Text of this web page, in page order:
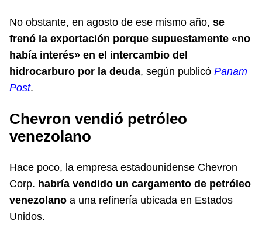
No obstante, en agosto de ese mismo año, se
frenó la exportación porque supuestamente «no
había interés» en el intercambio del
hidrocarburo por la deuda, según publicó Panam
Post.
Chevron vendió petróleo
venezolano
Hace poco, la empresa estadounidense Chevron
Corp. habría vendido un cargamento de petróleo
venezolano a una refinería ubicada en Estados
Unidos.